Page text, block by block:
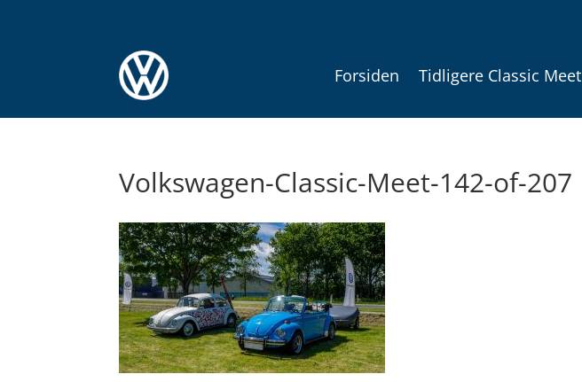
Forsiden Tidligere Classic Meet
Volkswagen-Classic-Meet-142-of-207